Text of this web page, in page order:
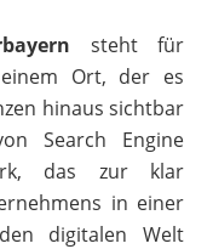
steht für
Ort, der es
hinaus sichtbar
Search Engine
das zur klar
in einer
digitalen Welt